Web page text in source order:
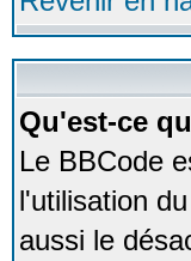
Qu'est-ce
Le BBCode
l'utilisation
aussi le